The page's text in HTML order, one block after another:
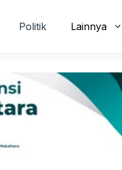
Politik Lainnya